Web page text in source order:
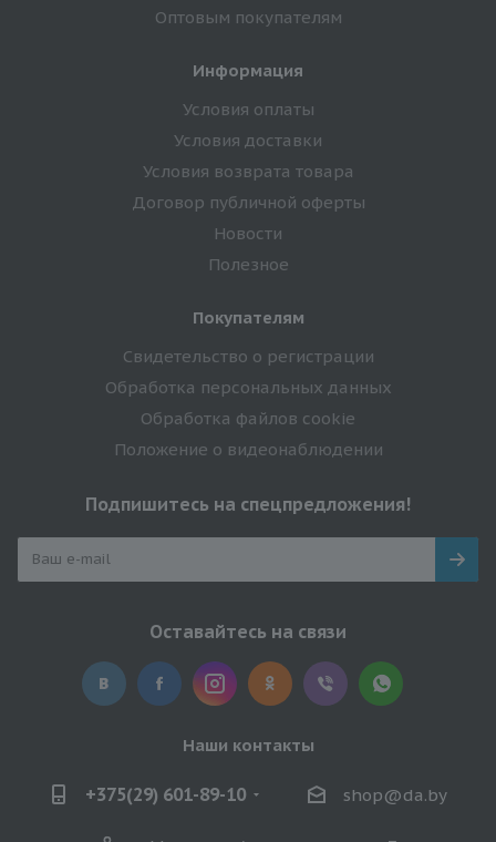
Оптовым покупателям
Информация
Условия оплаты
Условия доставки
Условия возврата товара
Договор публичной оферты
Новости
Полезное
Покупателям
Свидетельство о регистрации
Обработка персональных данных
Обработка файлов cookie
Положение о видеонаблюдении
Подпишитесь на спецпредложения!
Оставайтесь на связи
Наши контакты
+375(29) 601-89-10 shop@da.by